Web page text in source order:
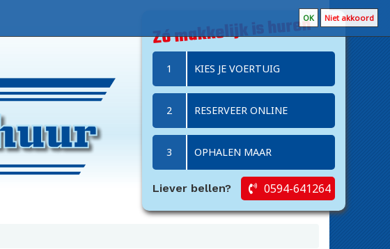
Zó makkelijk is huren
1 KIES JE VOERTUIG
2 RESERVEER ONLINE
3 OPHALEN MAAR
Liever bellen? 0594-641264
OK Niet akkoord